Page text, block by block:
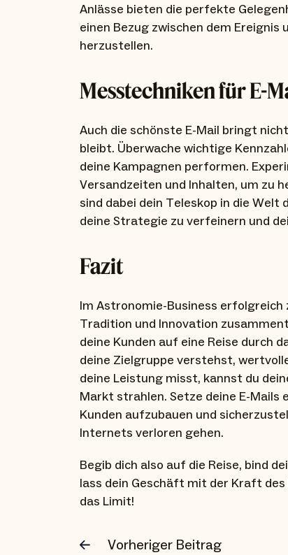
Anlässe bieten die perfekte
einen Bezug zwischen dem
herzustellen.
Messtechniken für E-
Auch die schönste E-Mail bringt
bleibt. Überwache wichtige
deine Kampagnen performen.
Versandzeiten und Inhalten, um zu
sind dabei dein Teleskop in die
deine Strategie zu verfeinern und
Fazit
Im Astronomie-Business
Tradition und Innovation
deine Kunden auf eine Reise durch
deine Zielgruppe verstehst,
deine Leistung misst, kannst du
Markt strahlen. Setze deine E-
Kunden aufzubauen und
Internets verloren gehen.
Begib dich also auf die Reise, bind
lass dein Geschäft mit der Kraft
das Limit!
Vorheriger Beitrag